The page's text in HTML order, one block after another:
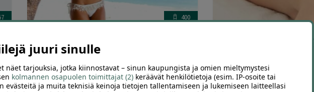
400
Helsinki, Ruoholahti
Kauneushoitola Denova Ruoholahti, Helsinki
Klassinen hieronta,
vahaus | jopa -45 % |
MurMur Studio Pukinmäki,
juuri sinulle
näet tarjouksia, jotka kiinnostavat – sinun kaupungista ja omien mieltymystesi
kolmannen osapuolen toimittajat (2) keräävät henkilötietoja (esim. IP-osoite tai
evästeitä ja muita teknisiä keinoja tietojen tallentamiseen ja lukemiseen laitteellasi